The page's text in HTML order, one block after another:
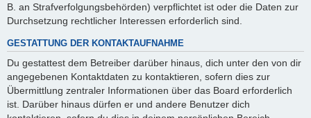
B. an Strafverfolgungsbehörden) verpflichtet ist oder die Daten zur
Durchsetzung rechtlicher Interessen erforderlich sind.
GESTATTUNG DER KONTAKTAUFNAHME
Du gestattest dem Betreiber darüber hinaus, dich unter den von dir
angegebenen Kontaktdaten zu kontaktieren, sofern dies zur
Übermittlung zentraler Informationen über das Board erforderlich
ist. Darüber hinaus dürfen er und andere Benutzer dich